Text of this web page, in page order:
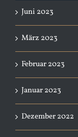
Juni 2023
März 2023
Februar 2023
Januar 2023
Dezember 2022